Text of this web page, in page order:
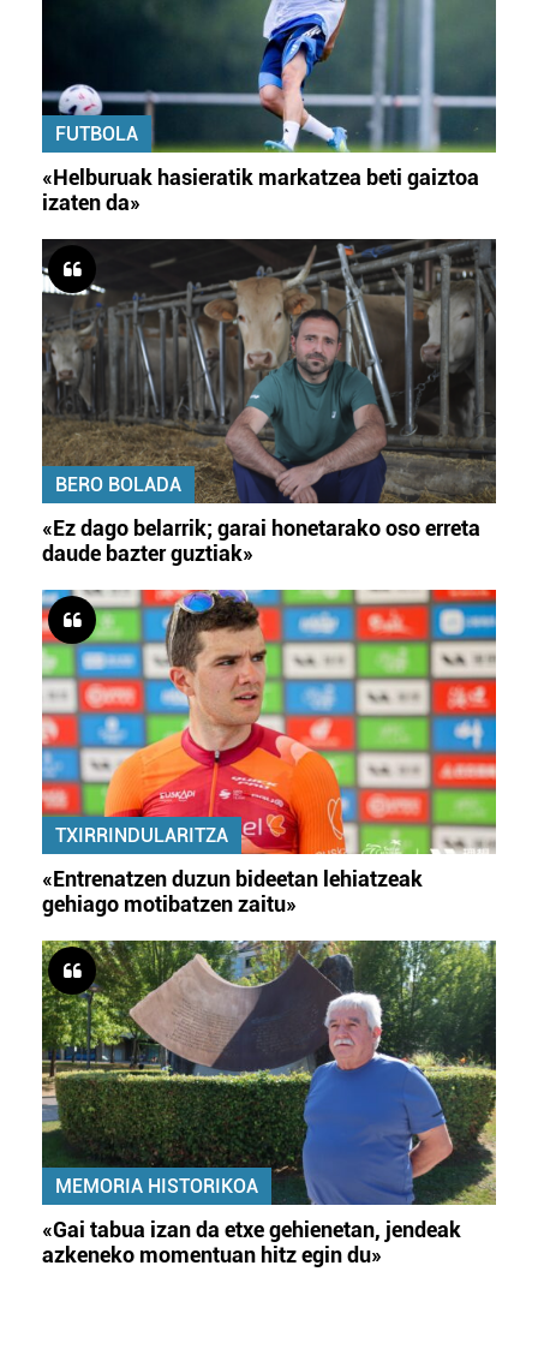
FUTBOLA
«Helburuak hasieratik markatzea beti gaiztoa
izaten da»
BERO BOLADA
«Ez dago belarrik; garai honetarako oso erreta
daude bazter guztiak»
TXIRRINDULARITZA
«Entrenatzen duzun bideetan lehiatzeak
gehiago motibatzen zaitu»
MEMORIA HISTORIKOA
«Gai tabua izan da etxe gehienetan, jendeak
azkeneko momentuan hitz egin du»